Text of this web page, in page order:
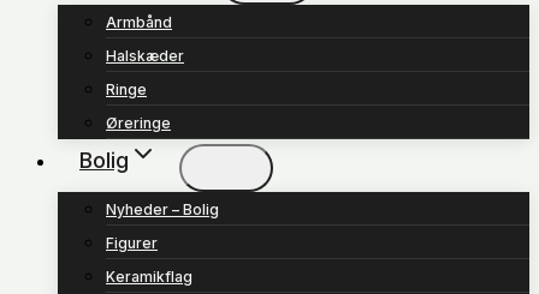
Armbånd
Halskæder
Ringe
Øreringe
Bolig
Nyheder – Bolig
Figurer
Keramikflag